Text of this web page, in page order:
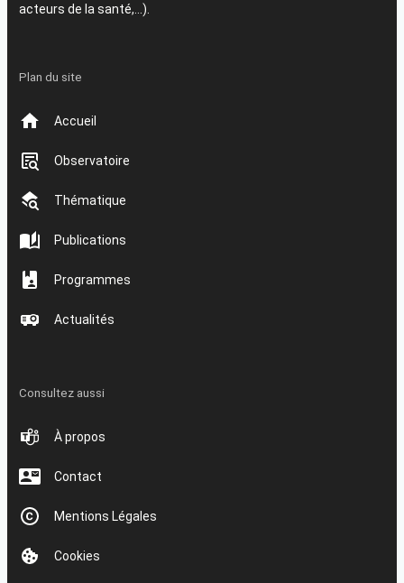
acteurs de la santé,…).
Plan du site
Accueil
Observatoire
Thématique
Publications
Programmes
Actualités
Consultez aussi
À propos
Contact
Mentions Légales
Cookies